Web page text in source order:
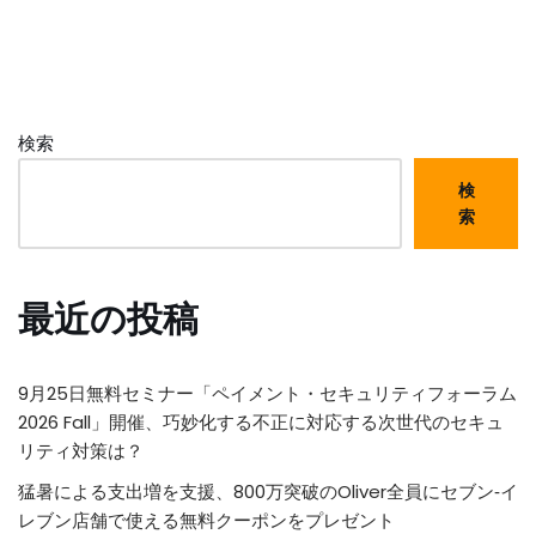
検索
検
索
最近の投稿
9月25日無料セミナー「ペイメント・セキュリティフォーラム
2026 Fall」開催、巧妙化する不正に対応する次世代のセキュ
リティ対策は？
猛暑による支出増を支援、800万突破のOliver全員にセブン‐イ
レブン店舗で使える無料クーポンをプレゼント